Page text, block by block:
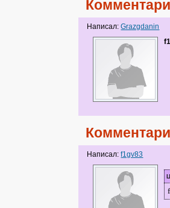
Написал:Grazgdanin
Написал:f1gv83